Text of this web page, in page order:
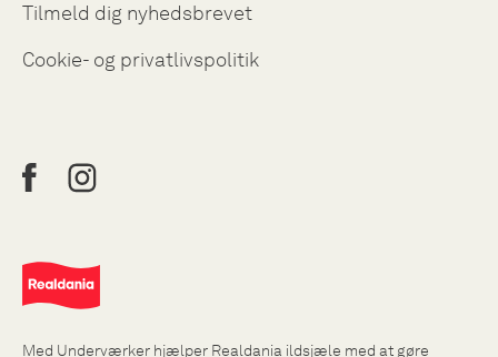
Tilmeld dig nyhedsbrevet
Cookie- og privatlivspolitik
Med Underværker hjælper Realdania ildsjæle med at gøre